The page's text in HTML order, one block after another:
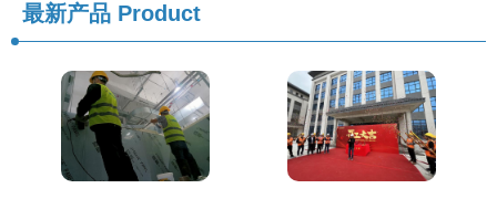
最新产品 Product